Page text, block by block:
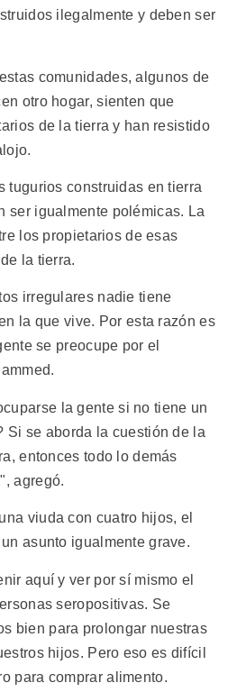
ilegalmente y deben ser
comunidades, algunos de
otro hogar, sienten que
de la tierra y han resistido
tugurios construidas en tierra
ser igualmente polémicas. La
los propietarios de esas
la tierra.
irregulares nadie tiene
la que vive. Por esta razón es
se preocupe por el
la gente si no tiene un
Si se aborda la cuestión de la
entonces todo lo demás
agregó.
viuda con cuatro hijos, el
asunto igualmente grave.
aquí y ver por sí mismo el
seropositivas. Se
bien para prolongar nuestras
hijos. Pero eso es difícil
para comprar alimento.